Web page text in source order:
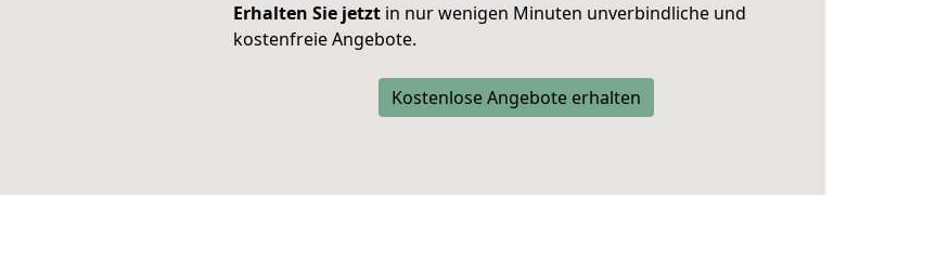
Erhalten Sie jetzt in nur wenigen Minuten unverbindliche und
kostenfreie Angebote.
Kostenlose Angebote erhalten